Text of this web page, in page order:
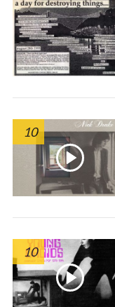
10
10